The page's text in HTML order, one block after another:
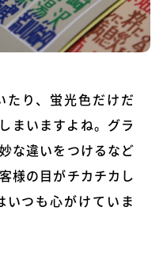
たり、蛍光色だけだ
まいますよね。グラ
な違いをつけるなど
様の目がチカチカし
つも心がけていま